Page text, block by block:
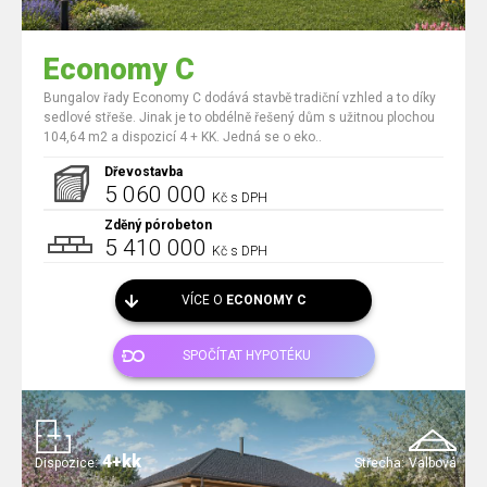
Economy C
Bungalov řady Economy C dodává stavbě tradiční vzhled a to díky
sedlové střeše. Jinak je to obdélně řešený dům s užitnou plochou
104,64 m2 a dispozicí 4 + KK. Jedná se o eko..
Dřevostavba
5 060 000 Kč s DPH
Zděný pórobeton
5 410 000 Kč s DPH
VÍCE O ECONOMY C
SPOČÍTAT HYPOTÉKU
Střecha: Valbová
Dispozice: 4+kk